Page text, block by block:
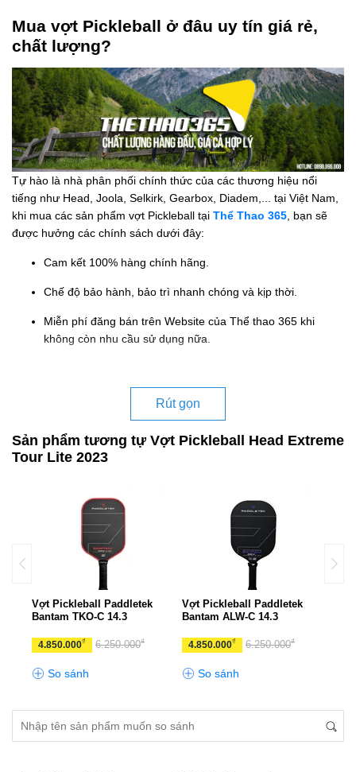
Mua vợt Pickleball ở đâu uy tín giá rẻ,
chất lượng?
Tự hào là nhà phân phối chính thức của các thương hiệu nổi
tiếng như Head, Joola, Selkirk, Gearbox, Diadem,... tại Việt Nam,
khi mua các sản phẩm vợt Pickleball tại Thể Thao 365 , bạn sẽ
được hưởng các chính sách dưới đây:
Cam kết 100% hàng chính hãng.
Chế độ bảo hành, bảo trì nhanh chóng và kịp thời.
Miễn phí đăng bán trên Website của Thể thao 365 khi
không còn nhu cầu sử dụng nữa.
Rút gọn
Sản phẩm tương tự Vợt Pickleball Head Extreme
Tour Lite 2023
Vợt Pickleball Paddletek
Bantam TKO-C 14.3
4.850.000₫ 6.250.000₫
So sánh
Vợt Pickleball Paddletek
Bantam ALW-C 14.3
4.850.000₫ 6.250.000₫
So sánh